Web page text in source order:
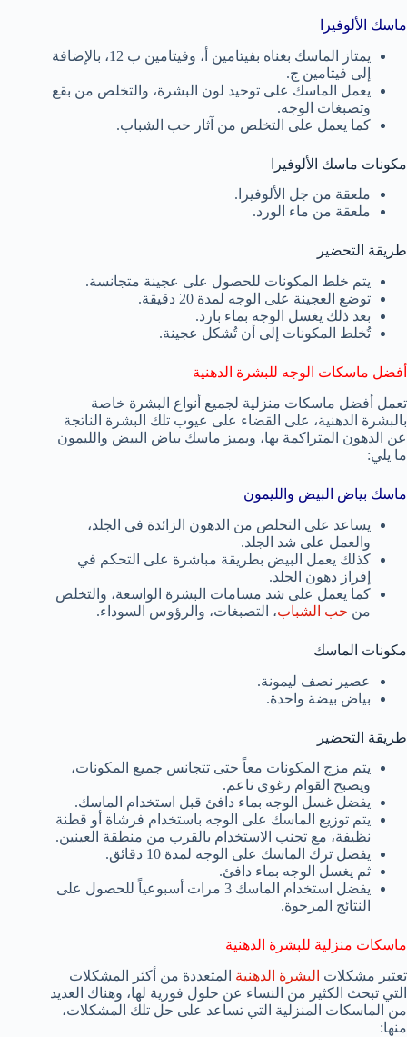
ماسك الألوفيرا
يمتاز الماسك بغناه بفيتامين أ، وفيتامين ب 12، بالإضافة
إلى فيتامين ج.
يعمل الماسك على توحيد لون البشرة، والتخلص من بقع
وتصبغات الوجه.
كما يعمل على التخلص من آثار حب الشباب.
مكونات ماسك الألوفيرا
ملعقة من جل الألوفيرا.
ملعقة من ماء الورد.
طريقة التحضير
يتم خلط المكونات للحصول على عجينة متجانسة.
توضع العجينة على الوجه لمدة 20 دقيقة.
بعد ذلك يغسل الوجه بماء بارد.
تُخلط المكونات إلى أن تُشكل عجينة.
أفضل ماسكات الوجه للبشرة الدهنية
تعمل أفضل ماسكات منزلية لجميع أنواع البشرة خاصة
بالبشرة الدهنية، على القضاء على عيوب تلك البشرة الناتجة
عن الدهون المتراكمة بها، ويميز ماسك بياض البيض والليمون
ما يلي:
ماسك بياض البيض والليمون
يساعد على التخلص من الدهون الزائدة في الجلد،
والعمل على شد الجلد.
كذلك يعمل البيض بطريقة مباشرة على التحكم في
إفراز دهون الجلد.
كما يعمل على شد مسامات البشرة الواسعة، والتخلص
من حب الشباب، التصبغات، والرؤوس السوداء.
مكونات الماسك
عصير نصف ليمونة.
بياض بيضة واحدة.
طريقة التحضير
يتم مزج المكونات معاً حتى تتجانس جميع المكونات،
ويصبح القوام رغوي ناعم.
يفضل غسل الوجه بماء دافئ قبل استخدام الماسك.
يتم توزيع الماسك على الوجه باستخدام فرشاة أو قطنة
نظيفة، مع تجنب الاستخدام بالقرب من منطقة العينين.
يفضل ترك الماسك على الوجه لمدة 10 دقائق.
ثم يغسل الوجه بماء دافئ.
يفضل استخدام الماسك 3 مرات أسبوعياً للحصول على
النتائج المرجوة.
ماسكات منزلية للبشرة الدهنية
تعتبر مشكلات البشرة الدهنية المتعددة من أكثر المشكلات
التي تبحث الكثير من النساء عن حلول فورية لها، وهناك العديد
من الماسكات المنزلية التي تساعد على حل تلك المشكلات،
منها: